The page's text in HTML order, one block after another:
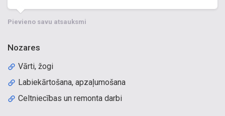
Pievieno savu atsauksmi
Nozares
Vārti, žogi
Labiekārtošana, apzaļumošana
Celtniecības un remonta darbi